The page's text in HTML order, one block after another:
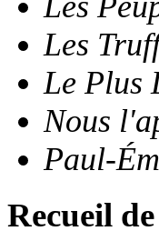
Les
Le Plus
Nous
Paul-
Recueil